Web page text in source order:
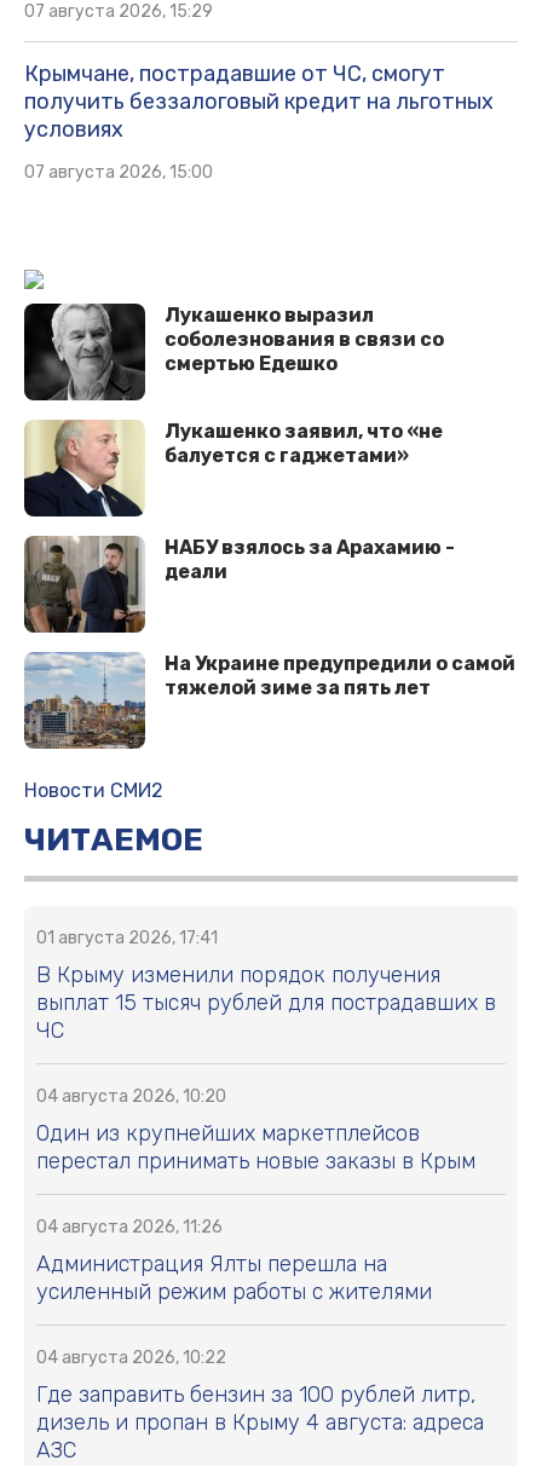
07 августа 2026, 15:29
Крымчане, пострадавшие от ЧС, смогут
получить беззалоговый кредит на льготных
условиях
07 августа 2026, 15:00
Лукашенко выразил
соболезнования в связи со
смертью Едешко
Лукашенко заявил, что «не
балуется с гаджетами»
НАБУ взялось за Арахамию -
деали
На Украине предупредили о самой
тяжелой зиме за пять лет
Новости СМИ2
ЧИТАЕМОЕ
01 августа 2026, 17:41
В Крыму изменили порядок получения
выплат 15 тысяч рублей для пострадавших в
ЧС
04 августа 2026, 10:20
Один из крупнейших маркетплейсов
перестал принимать новые заказы в Крым
04 августа 2026, 11:26
Администрация Ялты перешла на
усиленный режим работы с жителями
04 августа 2026, 10:22
Где заправить бензин за 100 рублей литр,
дизель и пропан в Крыму 4 августа: адреса
АЗС